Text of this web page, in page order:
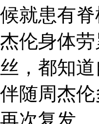
候就患有
杰伦身体
丝，都知
伴随周杰
再次复发